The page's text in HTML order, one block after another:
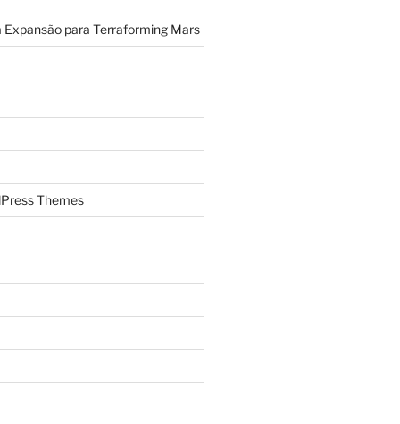
Expansão para Terraforming Mars
Themes